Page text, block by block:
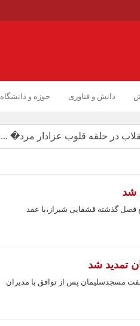
دانش و فناوری حوزه و دانشگاه
در حلقه قلوب عزادار مرد� ...
رهبر شهید اعتراف می‌کنن� ...
روابط عمومی و ارتباطات ش ...
می شود ...
دشمنان ملت ایران را ب� ...
شد
گذشته قشقایی شیراز،با عقد
تمدید شد
مسجدسلیمان پس از توافق با مدیران